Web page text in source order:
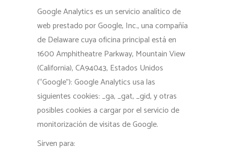
Google Analytics es un servicio analítico de
web prestado por Google, Inc., una compañía
de Delaware cuya oficina principal está en
1600 Amphitheatre Parkway, Mountain View
(California), CA94043, Estados Unidos
(“Google”): Google Analytics usa las
siguientes cookies: _ga, _gat, _gid, y otras
posibles cookies a cargar por el servicio de
monitorización de visitas de Google.
Sirven para: